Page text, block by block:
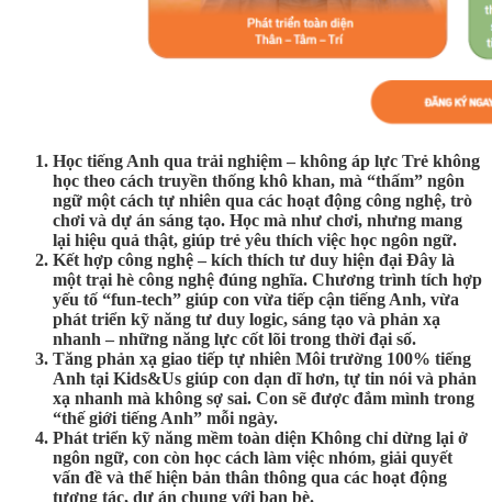
Học tiếng Anh qua trải nghiệm – không áp lực Trẻ không
học theo cách truyền thống khô khan, mà “thấm” ngôn
ngữ một cách tự nhiên qua các hoạt động công nghệ, trò
chơi và dự án sáng tạo. Học mà như chơi, nhưng mang
lại hiệu quả thật, giúp trẻ yêu thích việc học ngôn ngữ.
Kết hợp công nghệ – kích thích tư duy hiện đại Đây là
một trại hè công nghệ đúng nghĩa. Chương trình tích hợp
yếu tố “fun-tech” giúp con vừa tiếp cận tiếng Anh, vừa
phát triển kỹ năng tư duy logic, sáng tạo và phản xạ
nhanh – những năng lực cốt lõi trong thời đại số.
Tăng phản xạ giao tiếp tự nhiên Môi trường 100% tiếng
Anh tại Kids&Us giúp con dạn dĩ hơn, tự tin nói và phản
xạ nhanh mà không sợ sai. Con sẽ được đắm mình trong
“thế giới tiếng Anh” mỗi ngày.
Phát triển kỹ năng mềm toàn diện Không chỉ dừng lại ở
ngôn ngữ, con còn học cách làm việc nhóm, giải quyết
vấn đề và thể hiện bản thân thông qua các hoạt động
tương tác, dự án chung với bạn bè.